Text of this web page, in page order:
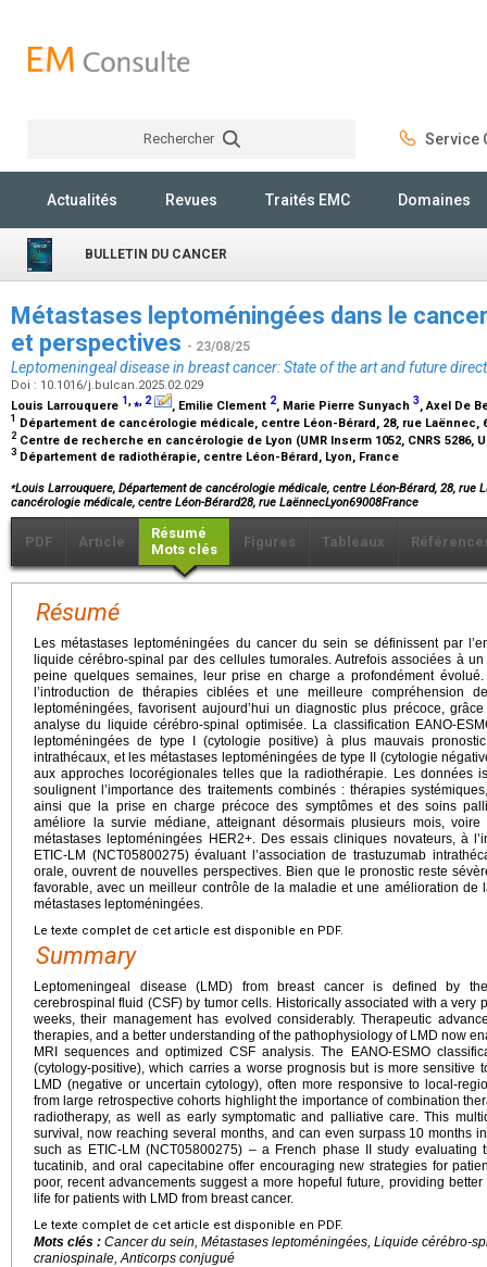
Rechercher Service
Actualités Revues Traités EMC Domaines
BULLETIN DU CANCER
Métastases leptoméningées dans le
et perspectives - 23/08/25
Leptomeningeal disease in breast cancer: State of the art and future
Doi : 10.1016/j.bulcan.2025.02.029
Louis Larrouquere 1,⁎, 2 , Emilie Clement 2, Marie Pierre Sunyach 3, Axel De
1 Département de cancérologie médicale, centre Léon-Bérard, 28, rue Laënnec,
2 Centre de recherche en cancérologie de Lyon (UMR Inserm 1052, CNRS 5286,
3 Département de radiothérapie, centre Léon-Bérard, Lyon, France
⁎Louis Larrouquere, Département de cancérologie médicale, centre Léon-Bérard, 28, rue
cancérologie médicale, centre Léon-Bérard28, rue LaënnecLyon69008France
PDF Article
Résumé
Mots clés
Figures Tableaux
Résumé
Les métastases leptoméningées du cancer du sein se définissent par
liquide cérébro-spinal par des cellules tumorales. Autrefois associées à
peine quelques semaines, leur prise en charge a profondément
l’introduction de thérapies ciblées et une meilleure compréhension
leptoméningées, favorisent aujourd’hui un diagnostic plus précoce,
analyse du liquide cérébro-spinal optimisée. La classification EANO-
leptoméningées de type I (cytologie positive) à plus mauvais
intrathécaux, et les métastases leptoméningées de type II (cytologie
aux approches locorégionales telles que la radiothérapie. Les données
soulignent l’importance des traitements combinés : thérapies
ainsi que la prise en charge précoce des symptômes et des soins
améliore la survie médiane, atteignant désormais plusieurs mois,
métastases leptoméningées HER2+. Des essais cliniques novateurs, à
ETIC-LM (NCT05800275) évaluant l’association de trastuzumab
orale, ouvrent de nouvelles perspectives. Bien que le pronostic reste
favorable, avec un meilleur contrôle de la maladie et une amélioration de
métastases leptoméningées.
Le texte complet de cet article est disponible en PDF.
Summary
Leptomeningeal disease (LMD) from breast cancer is defined by
cerebrospinal fluid (CSF) by tumor cells. Historically associated with a very
weeks, their management has evolved considerably. Therapeutic
therapies, and a better understanding of the pathophysiology of LMD now
MRI sequences and optimized CSF analysis. The EANO-ESMO
(cytology-positive), which carries a worse prognosis but is more sensitive
LMD (negative or uncertain cytology), often more responsive to local-
from large retrospective cohorts highlight the importance of combination
radiotherapy, as well as early symptomatic and palliative care. This
survival, now reaching several months, and can even surpass 10 months
such as ETIC-LM (NCT05800275) – a French phase II study evaluating
tucatinib, and oral capecitabine offer encouraging new strategies for
poor, recent advancements suggest a more hopeful future, providing
life for patients with LMD from breast cancer.
Le texte complet de cet article est disponible en PDF.
Mots clés : Cancer du sein, Métastases leptoméningées, Liquide cérébro-
craniospinale, Anticorps conjugué